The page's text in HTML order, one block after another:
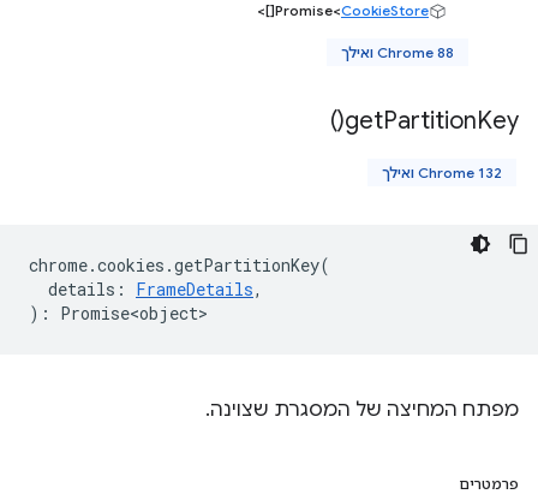
Promise<CookieStore
[]>
Chrome 88 ואילך
getPartitionKey(
)
Chrome 132 ואילך
chrome.cookies .getPartitionKey(
details : FrameDetails,
) : Promise<object>
מפתח המחיצה של המסגרת שצוינה.
פרמטרים